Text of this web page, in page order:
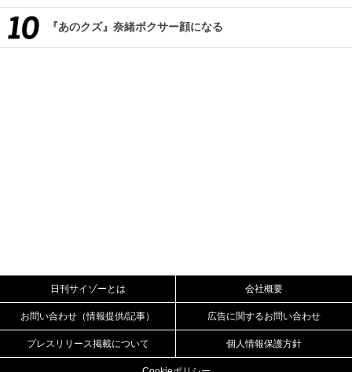
『あのクズ』奈緒ボクサー顔になる
日刊サイゾーとは 会社概要
お問い合わせ（情報提供/記事） 広告に関するお問い合わせ
プレスリリース掲載について 個人情報保護方針